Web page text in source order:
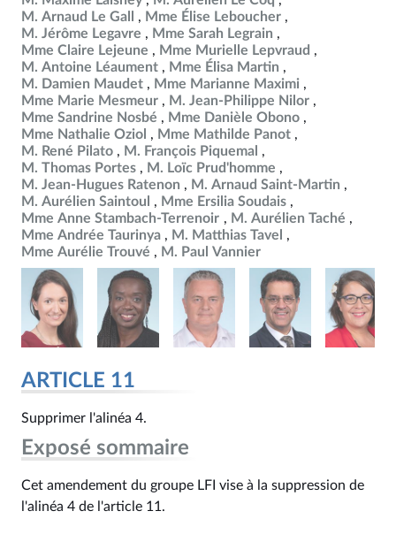
M. Arnaud Le Gall
Mme Élise Leboucher
M. Jérôme Legavre
Mme Sarah Legrain
Mme Claire Lejeune
Mme Murielle Lepvraud
M. Antoine Léaument
Mme Élisa Martin
M. Damien Maudet
Mme Marianne Maximi
Mme Marie Mesmeur
M. Jean-Philippe Nilor
Mme Sandrine Nosbé
Mme Danièle Obono
Mme Nathalie Oziol
Mme Mathilde Panot
M. René Pilato
M. François Piquemal
M. Thomas Portes
M. Loïc Prud'homme
M. Jean-Hugues Ratenon
M. Arnaud Saint-Martin
M. Aurélien Saintoul
Mme Ersilia Soudais
Mme Anne Stambach-Terrenoir
M. Aurélien Taché
Mme Andrée Taurinya
M. Matthias Tavel
Mme Aurélie Trouvé
M. Paul Vannier
ARTICLE 11
Supprimer l'alinéa 4.
Exposé sommaire
Cet amendement du groupe LFI vise à la suppression de
l'alinéa 4 de l'article 11.